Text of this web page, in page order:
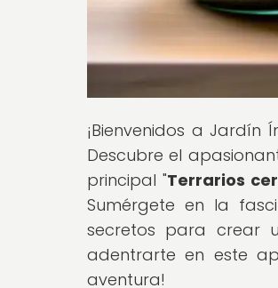
¡Bienvenidos a
Descubre el
principal "Terrarios
Sumérgete en la
secretos para crear
adentrarte en este
aventura!